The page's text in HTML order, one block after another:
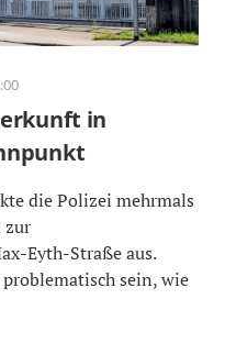
in
die Polizei mehrmals
zur
Eyth-Straße aus.
sein, wie